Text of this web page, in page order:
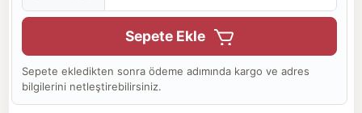
Sepete Ekle
Sepete ekledikten sonra ödeme adımında kargo ve adres
bilgilerini netleştirebilirsiniz.